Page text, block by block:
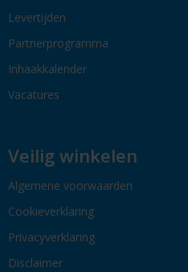
Levertijden
Partnerprogramma
Inhaakkalender
Vacatures
Veilig winkelen
Algemene voorwaarden
Cookieverklaring
Privacyverklaring
Disclaimer